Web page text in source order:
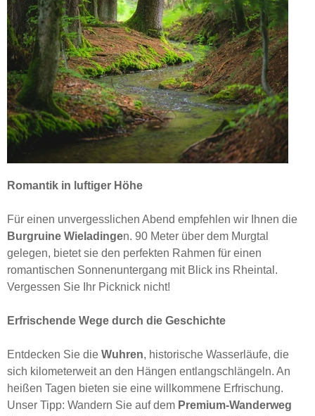
Romantik in luftiger Höhe
Für einen unvergesslichen Abend empfehlen wir Ihnen die
Burgruine Wieladingen. 90 Meter über dem Murgtal
gelegen, bietet sie den perfekten Rahmen für einen
romantischen Sonnenuntergang mit Blick ins Rheintal.
Vergessen Sie Ihr Picknick nicht!
Erfrischende Wege durch die Geschichte
Entdecken Sie die Wuhren, historische Wasserläufe, die
sich kilometerweit an den Hängen entlangschlängeln. An
heißen Tagen bieten sie eine willkommene Erfrischung.
Unser Tipp: Wandern Sie auf dem Premium-Wanderweg